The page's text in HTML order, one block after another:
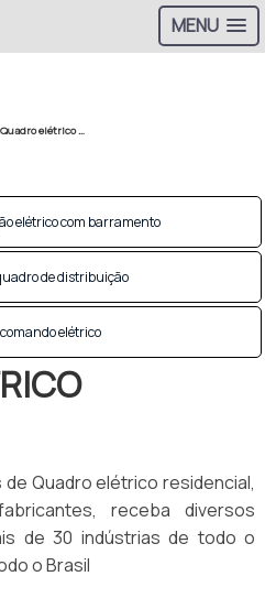
MENU
Quadro elétrico residencial
elétrico com barramento
de distribuição
elétrico
Quadro elétrico residencial,
receba diversos
de 30 indústrias de todo o
o Brasil